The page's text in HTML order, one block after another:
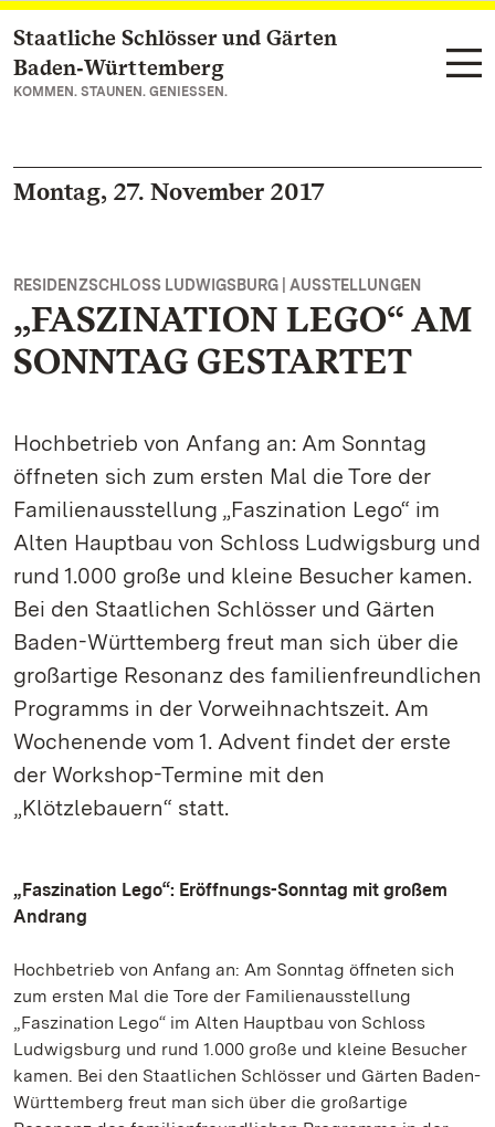
Zum Hauptinhalt springen
Staatliche Schlösser und Gärten
Baden‑Württemberg
KOMMEN. STAUNEN. GENIESSEN.
Montag, 27. November 2017
RESIDENZSCHLOSS LUDWIGSBURG | AUSSTELLUNGEN
„FASZINATION LEGO“ AM
SONNTAG GESTARTET
Hochbetrieb von Anfang an: Am Sonntag
öffneten sich zum ersten Mal die Tore der
Familienausstellung „Faszination Lego“ im
Alten Hauptbau von Schloss Ludwigsburg und
rund 1.000 große und kleine Besucher kamen.
Bei den Staatlichen Schlösser und Gärten
Baden-Württemberg freut man sich über die
großartige Resonanz des familienfreundlichen
Programms in der Vorweihnachtszeit. Am
Wochenende vom 1. Advent findet der erste
der Workshop-Termine mit den
„Klötzlebauern“ statt.
„Faszination Lego“: Eröffnungs-Sonntag mit großem
Andrang
Hochbetrieb von Anfang an: Am Sonntag öffneten sich
zum ersten Mal die Tore der Familienausstellung
„Faszination Lego“ im Alten Hauptbau von Schloss
Ludwigsburg und rund 1.000 große und kleine Besucher
kamen. Bei den Staatlichen Schlösser und Gärten Baden-
Württemberg freut man sich über die großartige